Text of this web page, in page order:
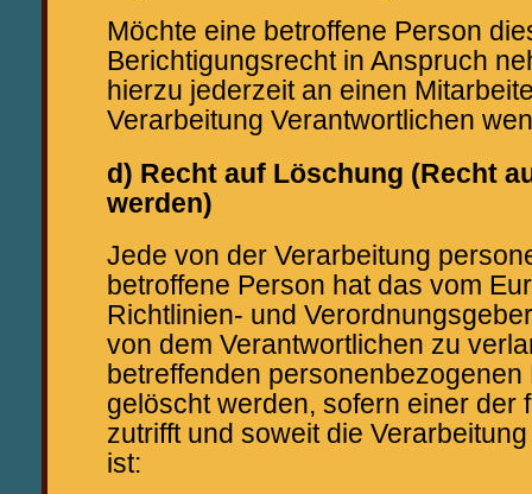
Möchte eine betroffene Person
Berichtigungsrecht in Anspruch
hierzu jederzeit an einen
Verarbeitung Verantwortlichen
d) Recht auf Löschung (Recht
werden)
Jede von der Verarbeitung
betroffene Person hat das vom
Richtlinien- und
von dem Verantwortlichen zu
betreffenden
gelöscht werden, sofern einer der
zutrifft und soweit die
ist: